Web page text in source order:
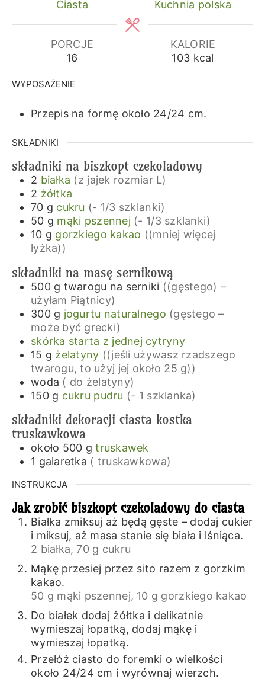
Ciasta Kuchnia polska
PORCJE
16
KALORIE
103 kcal
WYPOSAŻENIE
Przepis na formę około 24/24 cm.
SKŁADNIKI
składniki na biszkopt czekoladowy
2 białka (z jajek rozmiar L)
2 żółtka
70 g cukru (- 1/3 szklanki)
50 g mąki pszennej (- 1/3 szklanki)
10 g gorzkiego kakao ((mniej więcej
łyżka))
składniki na masę sernikową
500 g twarogu na serniki ((gęstego) –
użyłam Piątnicy)
300 g jogurtu naturalnego (gęstego –
może być grecki)
skórka starta z jednej cytryny
15 g żelatyny ((jeśli używasz rzadszego
twarogu, to użyj jej około 25 g))
woda ( do żelatyny)
150 g cukru pudru (- 1 szklanka)
składniki dekoracji ciasta kostka
truskawkowa
około 500 g truskawek
1 galaretka ( truskawkowa)
INSTRUKCJA
Jak zrobić biszkopt czekoladowy do ciasta
Białka zmiksuj aż będą gęste – dodaj cukier
i miksuj, aż masa stanie się biała i lśniąca.
2 białka, 70 g cukru
Mąkę przesiej przez sito razem z gorzkim
kakao.
50 g mąki pszennej, 10 g gorzkiego kakao
Do białek dodaj żółtka i delikatnie
wymieszaj łopatką, dodaj mąkę i
wymieszaj łopatką.
Przełóż ciasto do foremki o wielkości
około 24/24 cm i wyrównaj wierzch.